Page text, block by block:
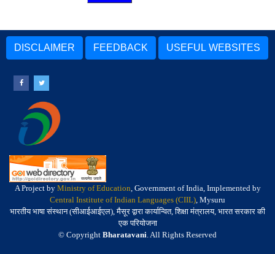
DISCLAIMER FEEDBACK USEFUL WEBSITES
A Project by Ministry of Education, Government of India, Implemented by
Central Institute of Indian Languages (CIIL), Mysuru
भारतीय भाषा संस्थान (सीआईआईएल), मैसूर द्वारा कार्यान्वित, शिक्षा मंत्रालय, भारत सरकार की
एक परियोजना
© Copyright Bharatavani. All Rights Reserved